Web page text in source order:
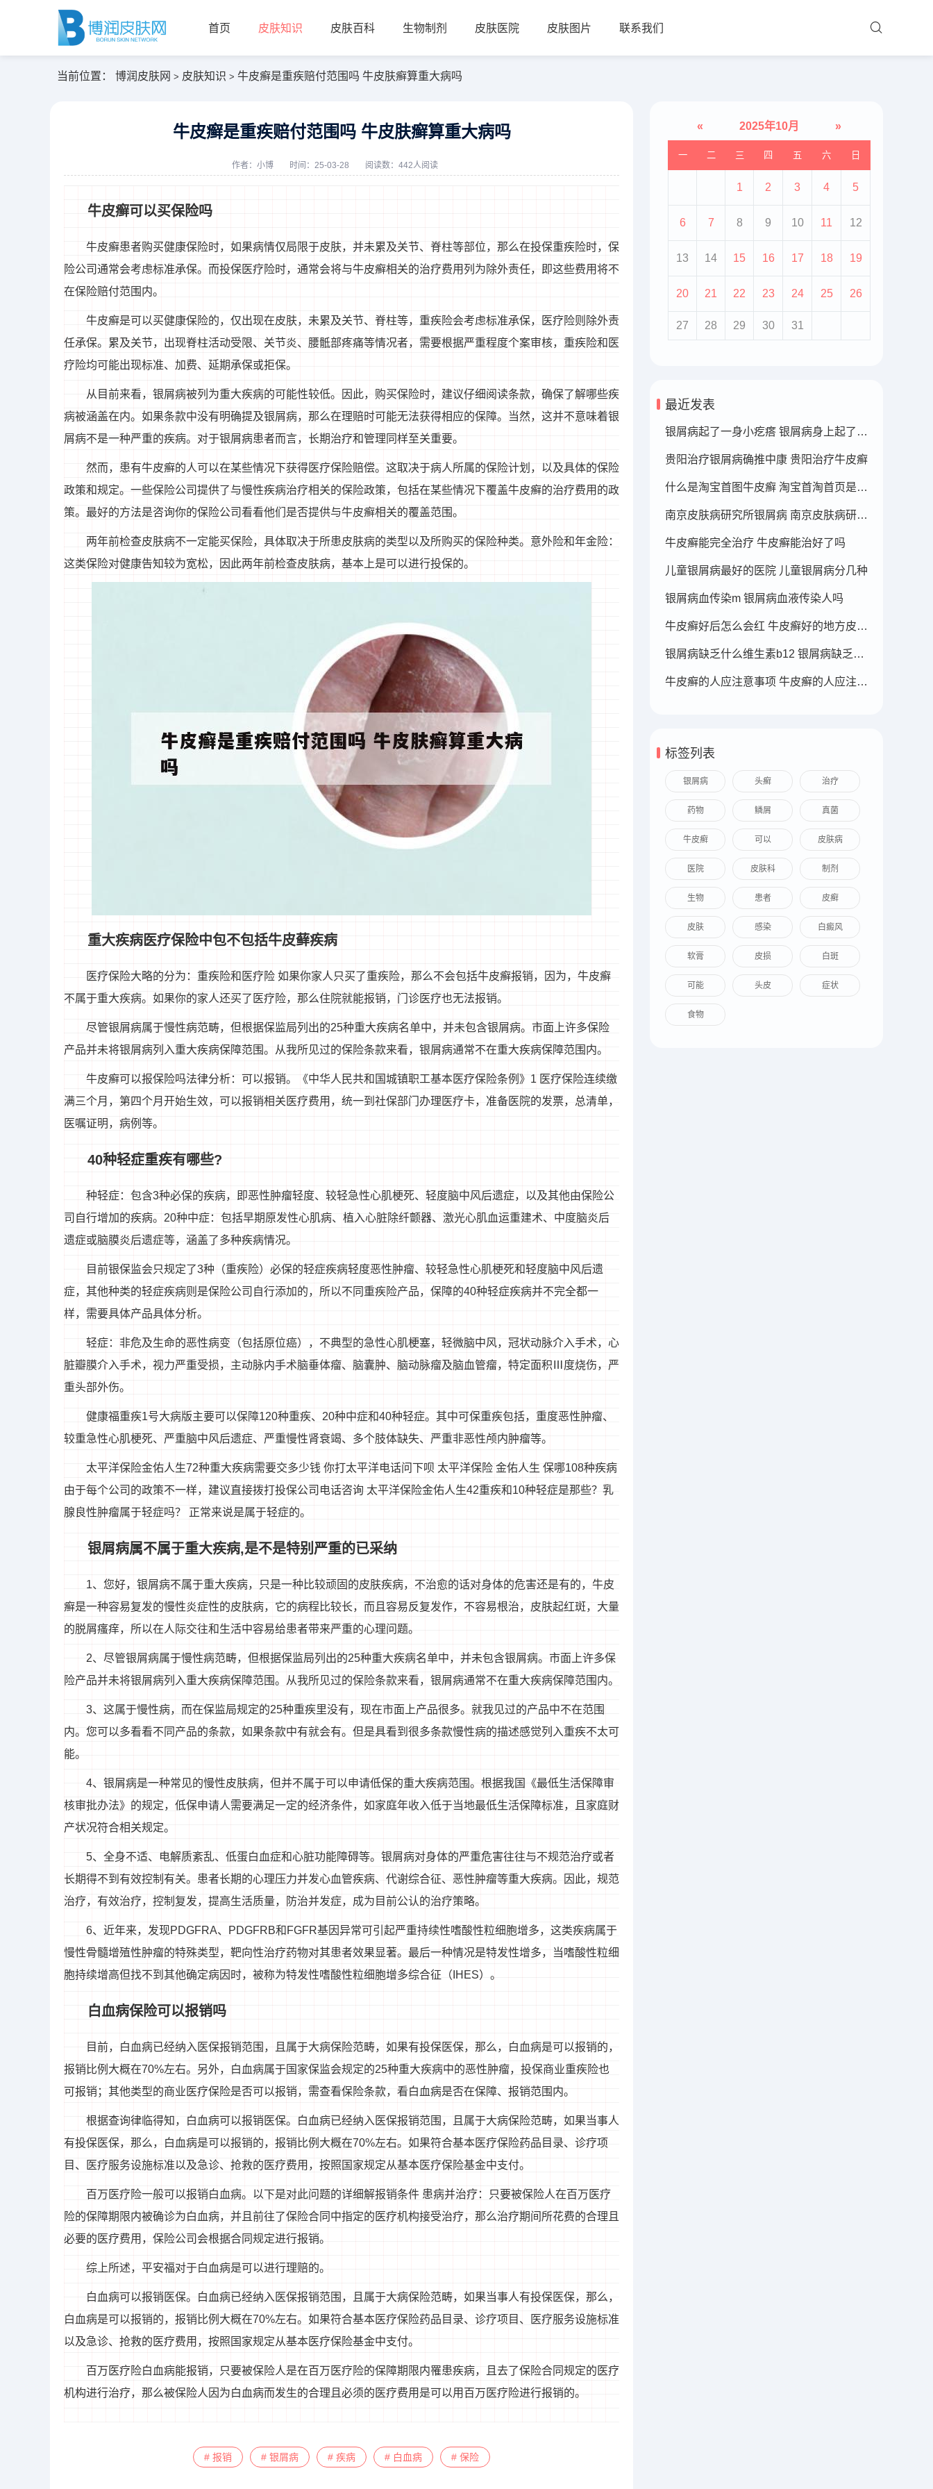
首页 皮肤知识 皮肤百科 生物制剂 皮肤医院 皮肤图片 联系我们
当前位置： 博润皮肤网 > 皮肤知识 > 牛皮癣是重疾赔付范围吗 牛皮肤癣算重大病吗
牛皮癣是重疾赔付范围吗 牛皮肤癣算重大病吗
作者： 小博 时间：25-03-28 阅读数：442人阅读
牛皮癣可以买保险吗
牛皮癣患者购买健康保险时，如果病情仅局限于皮肤，并未累及关节、脊柱等部位，那么在投保重疾险时，保
险公司通常会考虑标准承保。而投保医疗险时，通常会将与牛皮癣相关的治疗费用列为除外责任，即这些费用将不
在保险赔付范围内。
牛皮癣是可以买健康保险的，仅出现在皮肤，未累及关节、脊柱等，重疾险会考虑标准承保，医疗险则除外责
任承保。累及关节，出现脊柱活动受限、关节炎、腰骶部疼痛等情况者，需要根据严重程度个案审核，重疾险和医
疗险均可能出现标准、加费、延期承保或拒保。
从目前来看，银屑病被列为重大疾病的可能性较低。因此，购买保险时，建议仔细阅读条款，确保了解哪些疾
病被涵盖在内。如果条款中没有明确提及银屑病，那么在理赔时可能无法获得相应的保障。当然，这并不意味着银
屑病不是一种严重的疾病。对于银屑病患者而言，长期治疗和管理同样至关重要。
然而，患有牛皮癣的人可以在某些情况下获得医疗保险赔偿。这取决于病人所属的保险计划，以及具体的保险
政策和规定。一些保险公司提供了与慢性疾病治疗相关的保险政策，包括在某些情况下覆盖牛皮癣的治疗费用的政
策。最好的方法是咨询你的保险公司看看他们是否提供与牛皮癣相关的覆盖范围。
两年前检查皮肤病不一定能买保险，具体取决于所患皮肤病的类型以及所购买的保险种类。意外险和年金险：
这类保险对健康告知较为宽松，因此两年前检查皮肤病，基本上是可以进行投保的。
重大疾病医疗保险中包不包括牛皮藓疾病
医疗保险大略的分为：重疾险和医疗险 如果你家人只买了重疾险，那么不会包括牛皮癣报销，因为，牛皮癣
不属于重大疾病。如果你的家人还买了医疗险，那么住院就能报销，门诊医疗也无法报销。
尽管银屑病属于慢性病范畴，但根据保监局列出的25种重大疾病名单中，并未包含银屑病。市面上许多保险
产品并未将银屑病列入重大疾病保障范围。从我所见过的保险条款来看，银屑病通常不在重大疾病保障范围内。
牛皮癣可以报保险吗法律分析：可以报销。《中华人民共和国城镇职工基本医疗保险条例》1 医疗保险连续缴
满三个月，第四个月开始生效，可以报销相关医疗费用，统一到社保部门办理医疗卡，准备医院的发票，总清单，
医嘱证明，病例等。
40种轻症重疾有哪些?
种轻症：包含3种必保的疾病，即恶性肿瘤轻度、较轻急性心肌梗死、轻度脑中风后遗症，以及其他由保险公
司自行增加的疾病。20种中症：包括早期原发性心肌病、植入心脏除纤颤器、激光心肌血运重建术、中度脑炎后
遗症或脑膜炎后遗症等，涵盖了多种疾病情况。
目前银保监会只规定了3种（重疾险）必保的轻症疾病轻度恶性肿瘤、较轻急性心肌梗死和轻度脑中风后遗
症，其他种类的轻症疾病则是保险公司自行添加的，所以不同重疾险产品，保障的40种轻症疾病并不完全都一
样，需要具体产品具体分析。
轻症：非危及生命的恶性病变（包括原位癌），不典型的急性心肌梗塞，轻微脑中风，冠状动脉介入手术，心
脏瓣膜介入手术，视力严重受损，主动脉内手术脑垂体瘤、脑囊肿、脑动脉瘤及脑血管瘤，特定面积Ⅲ度烧伤，严
重头部外伤。
健康福重疾1号大病版主要可以保障120种重疾、20种中症和40种轻症。其中可保重疾包括，重度恶性肿瘤、
较重急性心肌梗死、严重脑中风后遗症、严重慢性肾衰竭、多个肢体缺失、严重非恶性颅内肿瘤等。
太平洋保险金佑人生72种重大疾病需要交多少钱 你打太平洋电话问下呗 太平洋保险 金佑人生 保哪108种疾病
由于每个公司的政策不一样，建议直接拨打投保公司电话咨询 太平洋保险金佑人生42重疾和10种轻症是那些？乳
腺良性肿瘤属于轻症吗？ 正常来说是属于轻症的。
银屑病属不属于重大疾病,是不是特别严重的已采纳
1、您好，银屑病不属于重大疾病，只是一种比较顽固的皮肤疾病，不治愈的话对身体的危害还是有的，牛皮
癣是一种容易复发的慢性炎症性的皮肤病，它的病程比较长，而且容易反复发作，不容易根治，皮肤起红斑，大量
的脱屑瘙痒，所以在人际交往和生活中容易给患者带来严重的心理问题。
2、尽管银屑病属于慢性病范畴，但根据保监局列出的25种重大疾病名单中，并未包含银屑病。市面上许多保
险产品并未将银屑病列入重大疾病保障范围。从我所见过的保险条款来看，银屑病通常不在重大疾病保障范围内。
3、这属于慢性病，而在保监局规定的25种重疾里没有，现在市面上产品很多。就我见过的产品中不在范围
内。您可以多看看不同产品的条款，如果条款中有就会有。但是具看到很多条款慢性病的描述感觉列入重疾不太可
能。
4、银屑病是一种常见的慢性皮肤病，但并不属于可以申请低保的重大疾病范围。根据我国《最低生活保障审
核审批办法》的规定，低保申请人需要满足一定的经济条件，如家庭年收入低于当地最低生活保障标准，且家庭财
产状况符合相关规定。
5、全身不适、电解质紊乱、低蛋白血症和心脏功能障碍等。银屑病对身体的严重危害往往与不规范治疗或者
长期得不到有效控制有关。患者长期的心理压力并发心血管疾病、代谢综合征、恶性肿瘤等重大疾病。因此，规范
治疗，有效治疗，控制复发，提高生活质量，防治并发症，成为目前公认的治疗策略。
6、近年来，发现PDGFRA、PDGFRB和FGFR基因异常可引起严重持续性嗜酸性粒细胞增多，这类疾病属于
慢性骨髓增殖性肿瘤的特殊类型，靶向性治疗药物对其患者效果显著。最后一种情况是特发性增多，当嗜酸性粒细
胞持续增高但找不到其他确定病因时，被称为特发性嗜酸性粒细胞增多综合征（IHES）。
白血病保险可以报销吗
目前，白血病已经纳入医保报销范围，且属于大病保险范畴，如果有投保医保，那么，白血病是可以报销的，
报销比例大概在70%左右。另外，白血病属于国家保监会规定的25种重大疾病中的恶性肿瘤，投保商业重疾险也
可报销；其他类型的商业医疗保险是否可以报销，需查看保险条款，看白血病是否在保障、报销范围内。
根据查询律临得知，白血病可以报销医保。白血病已经纳入医保报销范围，且属于大病保险范畴，如果当事人
有投保医保，那么，白血病是可以报销的，报销比例大概在70%左右。如果符合基本医疗保险药品目录、诊疗项
目、医疗服务设施标准以及急诊、抢救的医疗费用，按照国家规定从基本医疗保险基金中支付。
百万医疗险一般可以报销白血病。以下是对此问题的详细解报销条件 患病并治疗：只要被保险人在百万医疗
险的保障期限内被确诊为白血病，并且前往了保险合同中指定的医疗机构接受治疗，那么治疗期间所花费的合理且
必要的医疗费用，保险公司会根据合同规定进行报销。
综上所述，平安福对于白血病是可以进行理赔的。
白血病可以报销医保。白血病已经纳入医保报销范围，且属于大病保险范畴，如果当事人有投保医保，那么，
白血病是可以报销的，报销比例大概在70%左右。如果符合基本医疗保险药品目录、诊疗项目、医疗服务设施标准
以及急诊、抢救的医疗费用，按照国家规定从基本医疗保险基金中支付。
百万医疗险白血病能报销，只要被保险人是在百万医疗险的保障期限内罹患疾病，且去了保险合同规定的医疗
机构进行治疗，那么被保险人因为白血病而发生的合理且必须的医疗费用是可以用百万医疗险进行报销的。
# 报销 # 银屑病 # 疾病 # 白血病 # 保险
« 2025年10月 »
一 二 三 四 五 六 日
1 2 3 4 5
6 7 8 9 10 11 12
13 14 15 16 17 18 19
20 21 22 23 24 25 26
27 28 29 30 31
最近发表
银屑病起了一身小疙瘩 银屑病身上起了好多疙瘩
贵阳治疗银屑病确推中康 贵阳治疗牛皮癣
什么是淘宝首图牛皮癣 淘宝首淘首页是什么
南京皮肤病研究所银屑病 南京皮肤病研究所看银屑病哪个医生厉害
牛皮癣能完全治疗 牛皮癣能治好了吗
儿童银屑病最好的医院 儿童银屑病分几种
银屑病血传染m 银屑病血液传染人吗
牛皮癣好后怎么会红 牛皮癣好的地方皮肤变红
银屑病缺乏什么维生素b12 银屑病缺乏什么维生素b12可以补充
牛皮癣的人应注意事项 牛皮癣的人应注意事项
标签列表
银屑病 头癣 治疗
药物 鳞屑 真菌
牛皮癣 可以 皮肤病
医院 皮肤科 制剂
生物 患者 皮癣
皮肤 感染 白癜风
软膏 皮损 白斑
可能 头皮 症状
食物